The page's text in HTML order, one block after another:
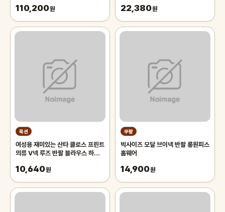
110,200원 22,380원
옥션
여성용 재미있는 산타 클로스 프린트
의류 V넥 루즈 반팔 블라우스 하라
10,640원
쿠팡
빅사이즈 모달 브이넥 반팔 롱원피스
홈웨어
14,900원